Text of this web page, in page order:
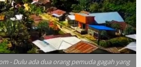
- Dulu ada dua orang pemuda gagah yang